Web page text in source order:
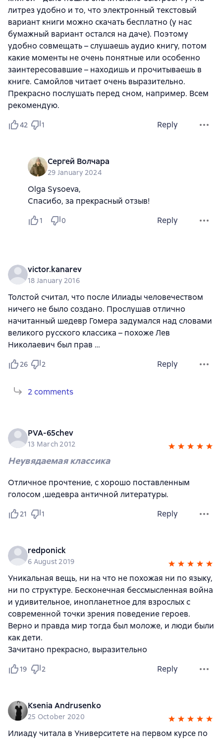
литрез удобно и то, что электронный текстовый
вариант книги можно скачать бесплатно (у нас
бумажный вариант остался на даче). Поэтому
удобно совмещать – слушаешь аудио книгу, потом
какие моменты не очень понятные или особенно
заинтересовавшие – находишь и прочитываешь в
книге. Самойлов читает очень выразительно.
Прекрасно послушать перед сном, например. Всем
рекомендую.
42 1 Reply
Сергей Волчара
29 January 2024
Olga Sysoeva,
Спасибо, за прекрасный отзыв!
1 0 Reply
victor.kanarev
18 January 2016
Толстой считал, что после Илиады человечеством
ничего не было создано. Прослушав отлично
начитанный шедевр Гомера задумался над словами
великого русского классика – похоже Лев
Николаевич был прав …
26 2 Reply
2 comments
PVA-65chev
13 March 2012
Неувядаемая классика
Отличное прочтение, с хорошо поставленным
голосом ,шедевра античной литературы.
21 1 Reply
redponick
6 August 2019
Уникальная вещь, ни на что не похожая ни по языку,
ни по структуре. Бесконечная бессмысленная война
и удивительное, инопланетное для взрослых с
современной точки зрения поведение героев.
Верно и правда мир тогда был моложе, и люди были
как дети.
Зачитано прекрасно, выразительно
19 2 Reply
Ksenia Andrusenko
25 October 2020
Илиаду читала в Университете на первом курсе по